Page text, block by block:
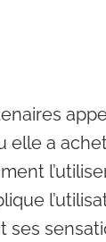
elle a
ses